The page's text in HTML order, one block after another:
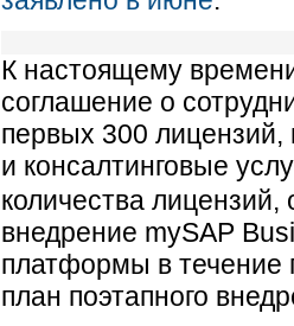
К настоящему
соглашение о
первых 300
и консалтинговые
количества
внедрение mySAP
платформы в течение
план поэтапного